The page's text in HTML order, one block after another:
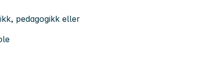
pedagogikk eller